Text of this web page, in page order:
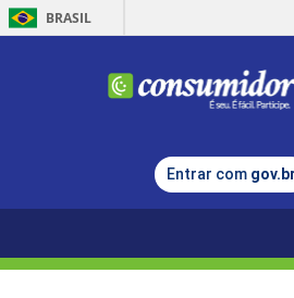
BRASIL
Entrar com gov.br